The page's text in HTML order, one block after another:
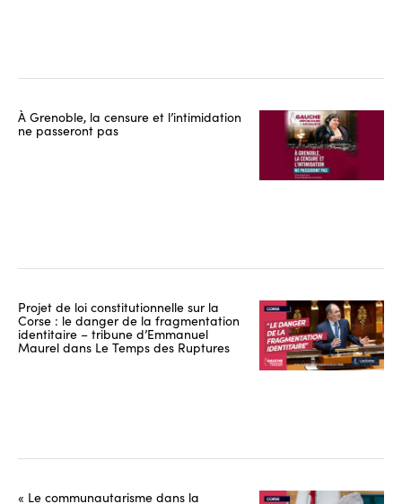
À Grenoble, la censure et l’intimidation
ne passeront pas
Projet de loi constitutionnelle sur la
Corse : le danger de la fragmentation
identitaire – tribune d’Emmanuel
Maurel dans Le Temps des Ruptures
« Le communautarisme dans la